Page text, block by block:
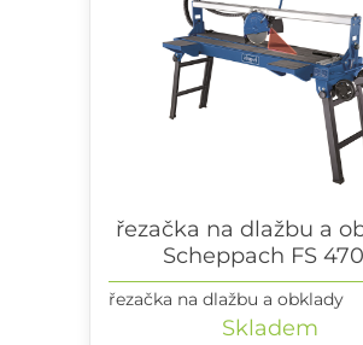
řezačka na dlažbu a
Scheppach FS
řezačka na dlažbu a obklady
Skladem